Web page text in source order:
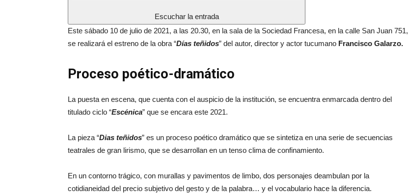
Escuchar la entrada
Este sábado 10 de julio de 2021, a las 20.30, en la sala de la Sociedad Francesa, en la calle San Juan 751,
se realizará el estreno de la obra “Días teñidos” del autor, director y actor tucumano Francisco Galarzo.
Proceso poético-dramático
La puesta en escena, que cuenta con el auspicio de la institución, se encuentra enmarcada dentro del
titulado ciclo “Escénica” que se encara este 2021.
La pieza “Dias teñidos” es un proceso poético dramático que se sintetiza en una serie de secuencias
teatrales de gran lirismo, que se desarrollan en un tenso clima de confinamiento.
En un contorno trágico, con murallas y pavimentos de limbo, dos personajes deambulan por la
cotidianeidad del precio subjetivo del gesto y de la palabra… y el vocabulario hace la diferencia.